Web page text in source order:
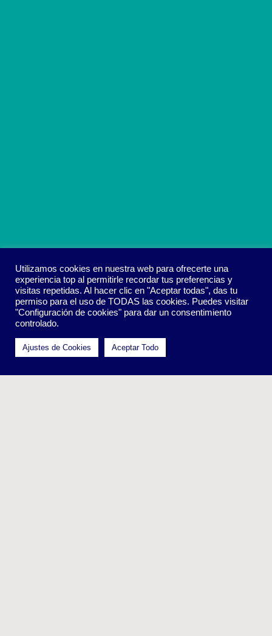
Política de Reservas y Cancelación| Nota Legal|Política
Utilizamos cookies en nuestra web para ofrecerte una
experiencia top al permitirle recordar tus preferencias y
visitas repetidas. Al hacer clic en "Aceptar todas", das tu
permiso para el uso de TODAS las cookies. Puedes visitar
"Configuración de cookies" para dar un consentimiento
controlado.
Ajustes de Cookies Aceptar Todo